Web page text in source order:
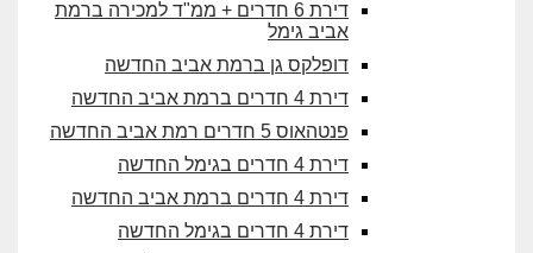
דירת 6 חדרים + ממ"ד למכירה ברמת
אביב גימל
דופלקס גן ברמת אביב החדשה
דירת 4 חדרים ברמת אביב החדשה
פנטהאוס 5 חדרים רמת אביב החדשה
דירת 4 חדרים בגימל החדשה
דירת 4 חדרים ברמת אביב החדשה
דירת 4 חדרים בגימל החדשה